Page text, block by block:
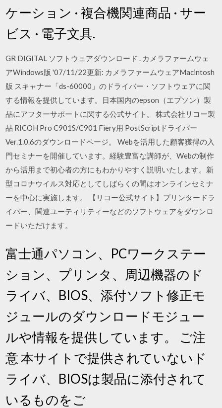
ケーション · 複合機関連商品 · サー
ビス · 電子文具.
GR DIGITAL ソフトウェアダウンロード . カメラファームウェ
アWindows版 '07/11/22更新: カメラファームウェアMacintosh
版 スキャナー「ds-60000」のドライバー・ソフトウェアに関
する情報を提供しています。日本国内のepson（エプソン）製
品にアフターサポートに関する公式サイト。 株式会社リコー製
品 RICOH Pro C901S/C901 Fiery用 PostScriptドライバー
Ver.1.0.6のダウンロードページ。 Webを活用した顧客獲得の入
門セミナーを開催しています。経験豊富な講師が、Webの制作
から活用まで初心者の方にもわかりやすく説明いたします。新
型コロナウイルス対応としてしばらくの間はオンラインセミナ
ーを中心に実施します。 【リコー公式サイト】プリンタードラ
イバー、関連ユーティリティーなどのソフトウェアをダウンロ
ードいただけます。
富士通パソコン、PCワークステー
ション、プリンタ、周辺機器のド
ライバ、BIOS、添付ソフト修正モ
ジュールのダウンロードモジュー
ルや情報を提供しています。 ご注
意 本サイトで提供されていないド
ライバ、BIOSは製品に添付されて
いるものをご